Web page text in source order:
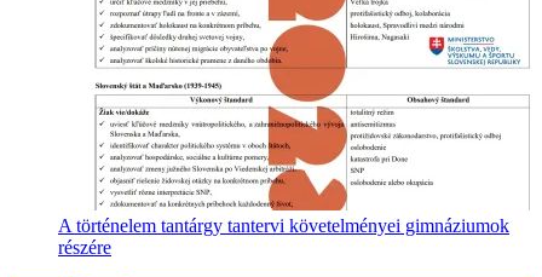
A történelem tantárgy tantervi követelményei gimnáziumok
részére